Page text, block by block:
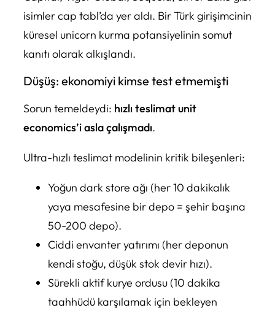
isimler cap tabl’da yer aldı. Bir Türk girişimcinin
küresel unicorn kurma potansiyelinin somut
kanıtı olarak alkışlandı.
Düşüş: ekonomiyi kimse test etmemişti
Sorun temeldeydi: hızlı teslimat unit
economics’i asla çalışmadı.
Ultra-hızlı teslimat modelinin kritik bileşenleri:
Yoğun dark store ağı (her 10 dakikalık
yaya mesafesine bir depo = şehir başına
50-200 depo).
Ciddi envanter yatırımı (her deponun
kendi stoğu, düşük stok devir hızı).
Sürekli aktif kurye ordusu (10 dakika
taahhüdü karşılamak için bekleyen